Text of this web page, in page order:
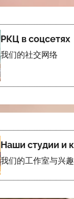
РКЦ в соцсетях
我们的社交网络
Наши студии и
我们的工作室与兴